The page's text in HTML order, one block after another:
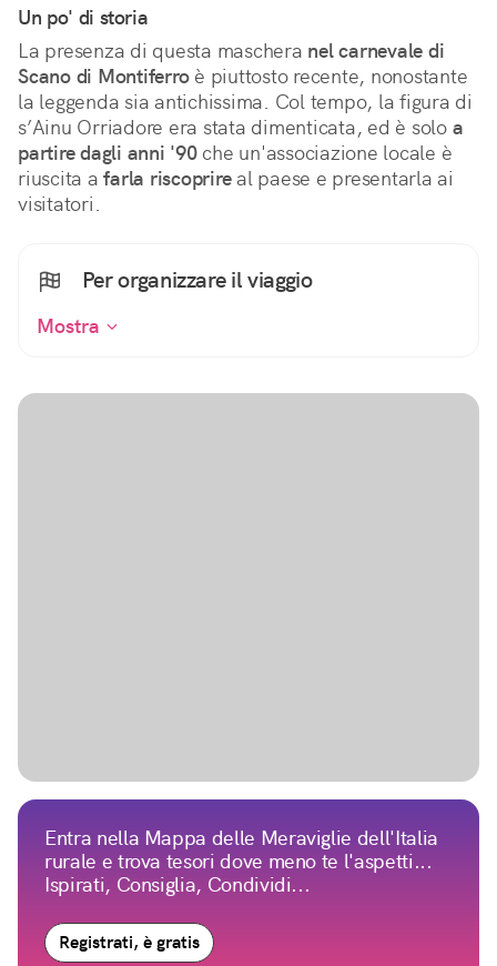
Un po' di storia
La presenza di questa maschera nel carnevale di
Scano di Montiferro è piuttosto recente, nonostante
la leggenda sia antichissima. Col tempo, la figura di
s’Ainu Orriadore era stata dimenticata, ed è solo a
partire dagli anni '90 che un'associazione locale è
riuscita a farla riscoprire al paese e presentarla ai
visitatori.
Per organizzare il viaggio
Mostra
Entra nella Mappa delle Meraviglie dell'Italia
rurale e trova tesori dove meno te l'aspetti...
Ispirati, Consiglia, Condividi...
Registrati, è gratis